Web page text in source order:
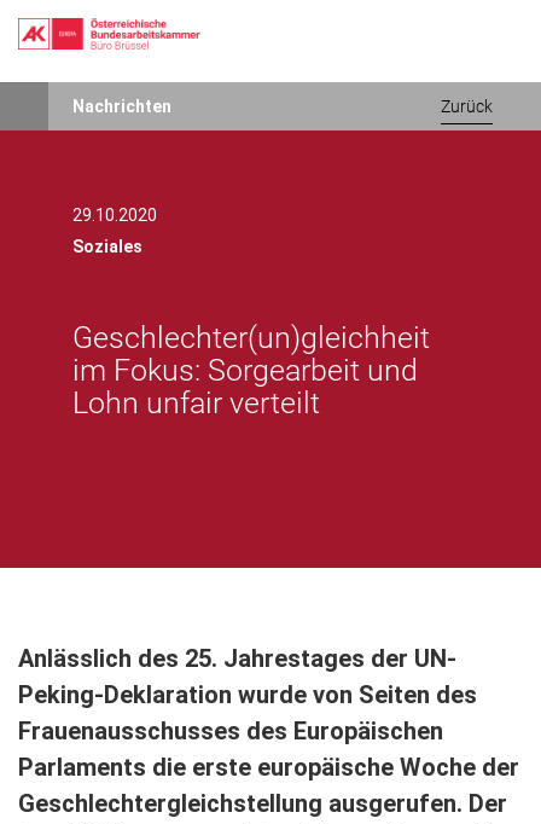
Nachrichten Zurück
29.10.2020
Soziales
Geschlechter(un)gleichheit
im Fokus: Sorgearbeit und
Lohn unfair verteilt
Anlässlich des 25. Jahrestages der UN-
Peking-Deklaration wurde von Seiten des
Frauenausschusses des Europäischen
Parlaments die erste europäische Woche der
Geschlechtergleichstellung ausgerufen. Der